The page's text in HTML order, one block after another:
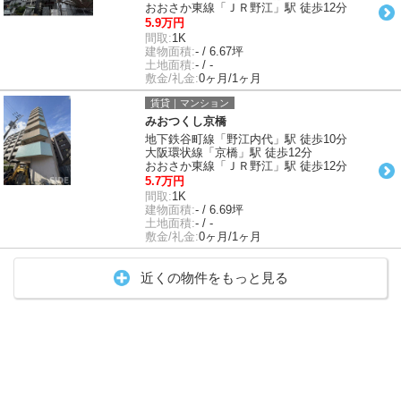
おおさか東線「ＪＲ野江」駅 徒歩12分
5.9万円
間取:1K
建物面積:- / 6.67坪
土地面積:- / -
敷金/礼金:0ヶ月/1ヶ月
賃貸｜マンション
みおつくし京橋
地下鉄谷町線「野江内代」駅 徒歩10分
大阪環状線「京橋」駅 徒歩12分
おおさか東線「ＪＲ野江」駅 徒歩12分
5.7万円
間取:1K
建物面積:- / 6.69坪
土地面積:- / -
敷金/礼金:0ヶ月/1ヶ月
近くの物件をもっと見る